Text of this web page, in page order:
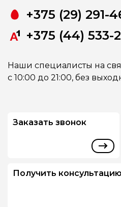
+375 (29) 291-
+375 (44) 533-
Наши специалисты на
с 10:00 до 21:00, без
Заказать звонок
Получить консультацию